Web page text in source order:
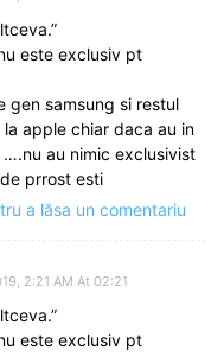
este exclusiv pt
gen samsung si restul
apple chiar daca au in
au nimic exclusivist
prrost esti
a lăsa un comentariu
2:21 AM At 02:21
este exclusiv pt